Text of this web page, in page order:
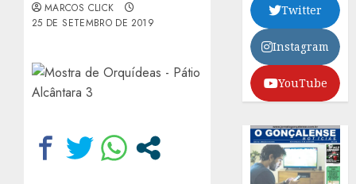
MARCOS CLICK
25 DE SETEMBRO DE 2019
Twitter
Instagram
YouTube